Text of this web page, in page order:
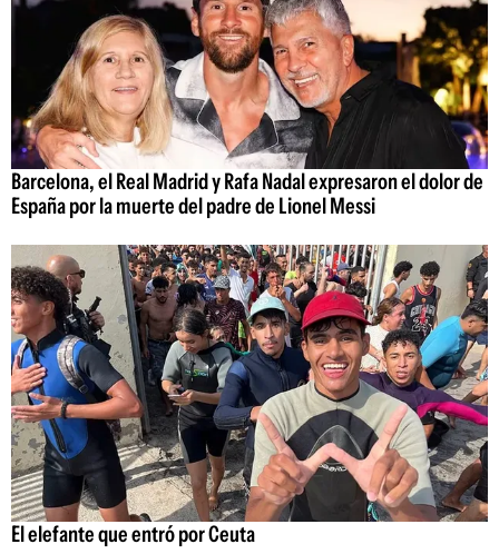
Barcelona, el Real Madrid y Rafa Nadal expresaron el dolor de
España por la muerte del padre de Lionel Messi
El elefante que entró por Ceuta